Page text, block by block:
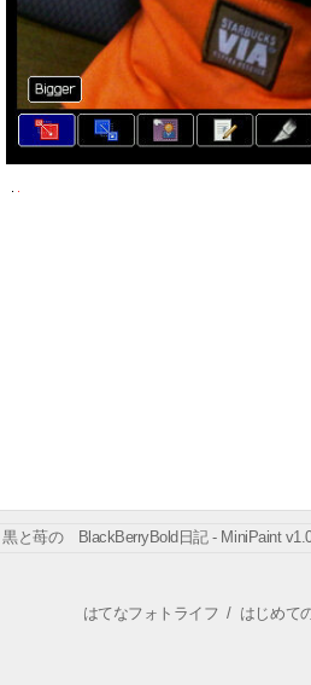
黒と苺の BlackBerryBold日記 - MiniPaint
はてなフォトライフ / はじめて